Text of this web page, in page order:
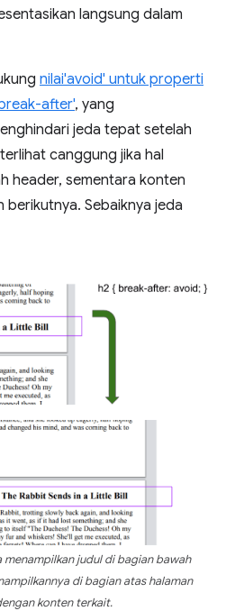
langsung dalam
nilai'avoid' untuk properti
after', yang
jeda tepat setelah
canggung jika hal
header, sementara konten
berikutnya. Sebaiknya jeda
judul di bagian bawah
di bagian atas halaman
konten terkait.